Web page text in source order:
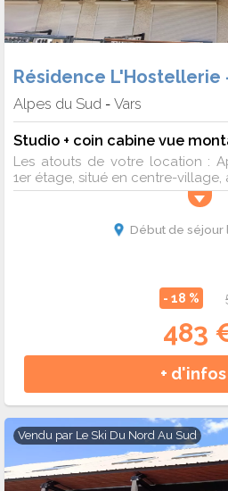
Résidence L'Hostellerie
Alpes du Sud - Vars
Les atouts de votre location :
1er étage, situé en centre-village,
Début de séjour
- 18 %
483
+ d'infos
Vendu par Le Ski Du Nord Au Sud